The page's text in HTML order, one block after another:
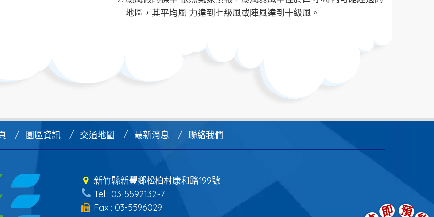
地區，其平均風 力達到七級風或陣風達到十級風。
即 預
園區資訊 交通地圖 最新消息 聯絡我們
新竹縣新豐鄉松柏村康和路199號
Tel : 03-5592132~7
Fax : 03-5596029